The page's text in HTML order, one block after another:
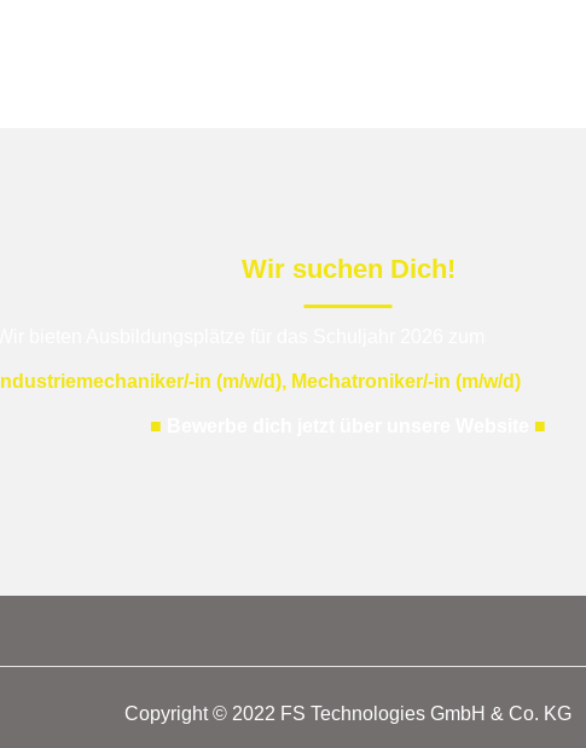
Wir suchen Dich!
Industriemechaniker/-in (m/w/d), Mechatroniker/-in (m/w/d)
■ ■
Copyright © 2022 FS Technologies GmbH & Co. KG